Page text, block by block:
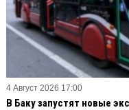
4 Август 2026 17:00
В Баку запустят новые